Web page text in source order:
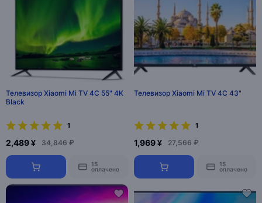
Телевизор Xiaomi Mi TV 4C 55" 4K
Black
1
2,489 ¥ 34,846 ₽
15
оплачено
Телевизор Xiaomi Mi TV 4C 43"
1
1,969 ¥ 27,566 ₽
15
оплачено